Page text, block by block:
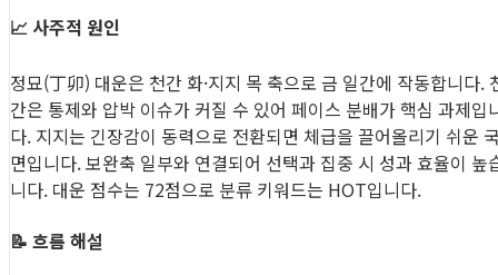
📈 사주적 원인
정묘(丁卯) 대운은 천간 화·지지 목 축으로 금 일간에 작동합니다.
간은 통제와 압박 이슈가 커질 수 있어 페이스 분배가 핵심 과제입
다. 지지는 긴장감이 동력으로 전환되면 체급을 끌어올리기 쉬운
면입니다. 보완축 일부와 연결되어 선택과 집중 시 성과 효율이 높
니다. 대운 점수는 72점으로 분류 키워드는 HOT입니다.
📝 흐름 해설